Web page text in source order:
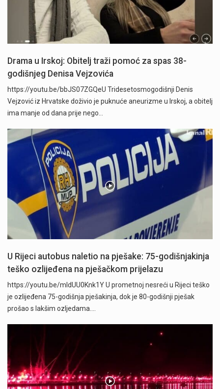
Drama u Irskoj: Obitelj traži pomoć za spas 38-
godišnjeg Denisa Vejzovića
https://youtu.be/bbJS07ZGQeU Tridesetosmogodišnji Denis
Vejzović iz Hrvatske doživio je puknuće aneurizme u Irskoj, a obitelj
ima manje od dana prije nego…
U Rijeci autobus naletio na pješake: 75-godišnjakinja
teško ozlijeđena na pješačkom prijelazu
https://youtu.be/mldUU0Knk1Y U prometnoj nesreći u Rijeci teško
je ozlijeđena 75-godišnja pješakinja, dok je 80-godišnji pješak
prošao s lakšim ozljedama.…